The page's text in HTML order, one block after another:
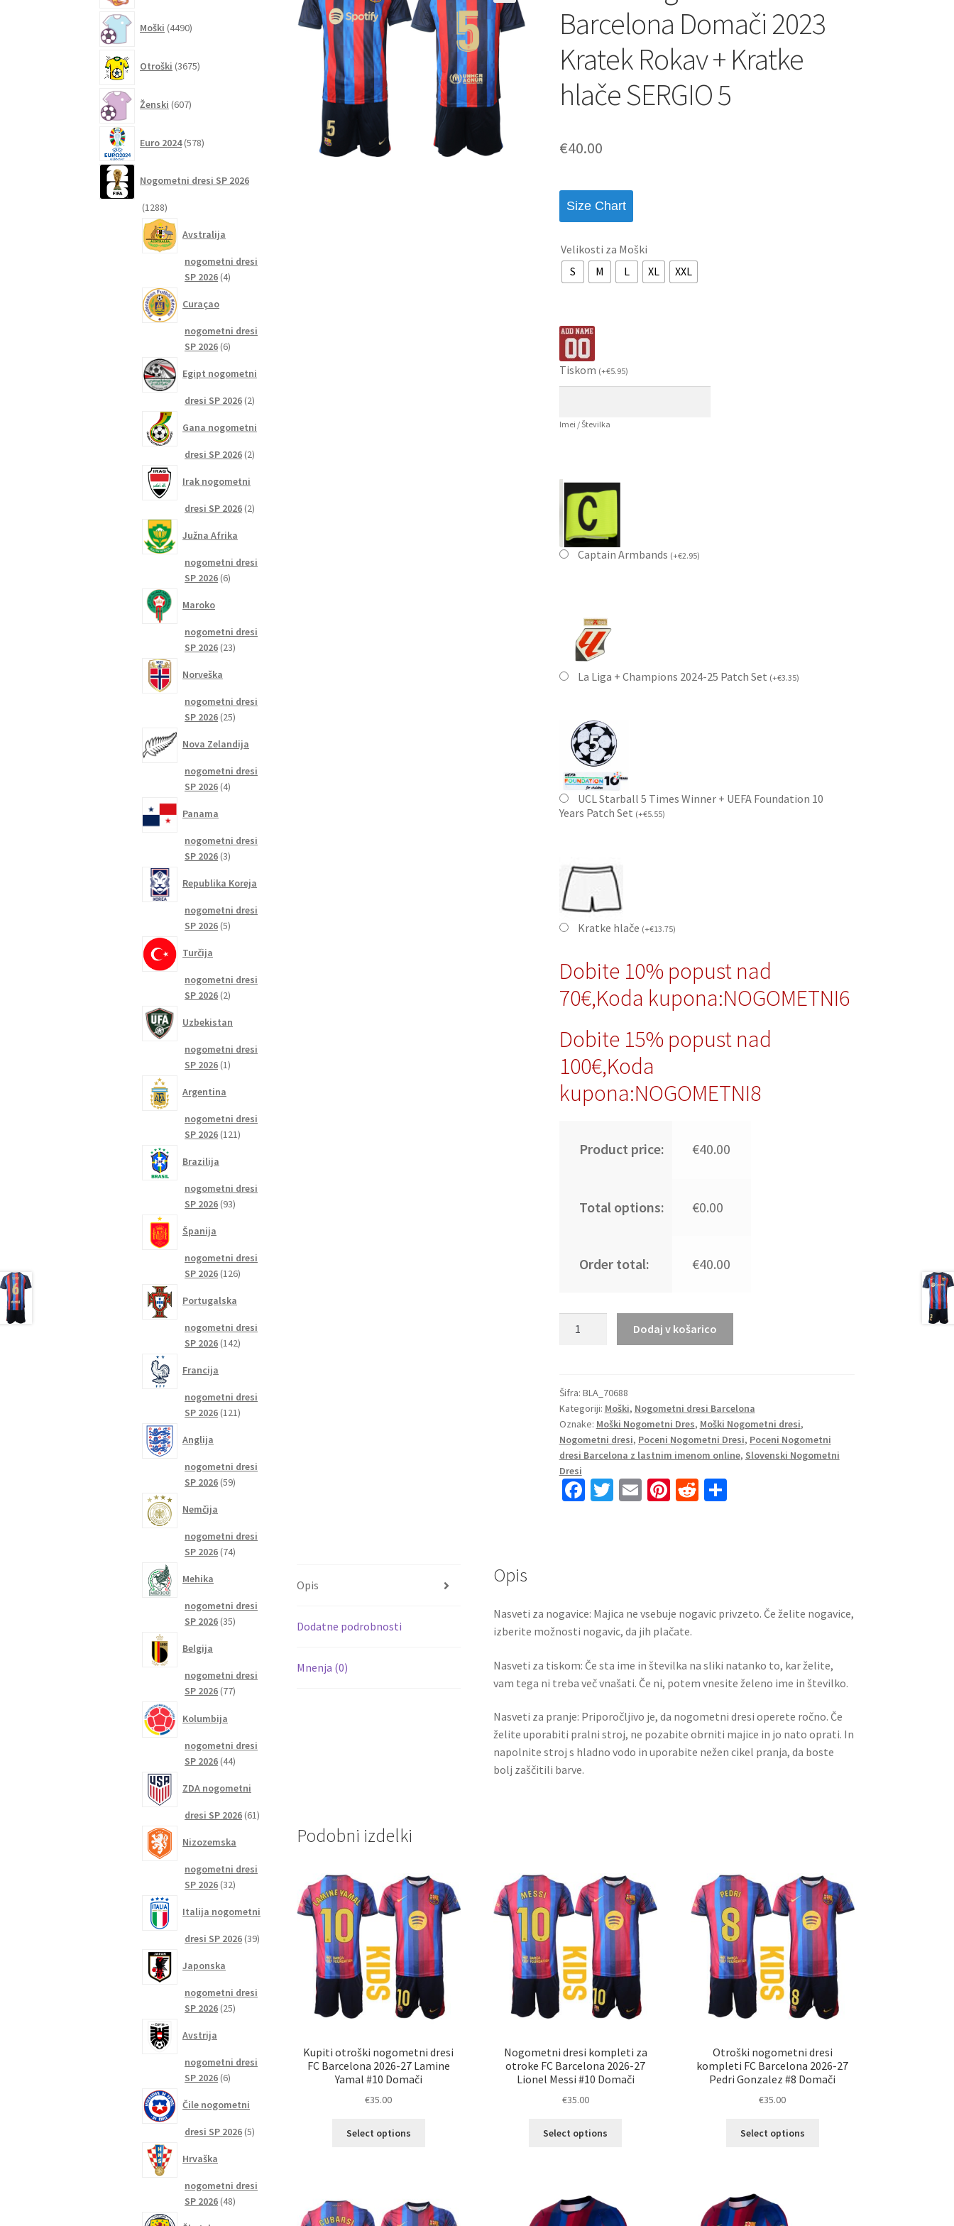
Barcelona Domači 2023
Kratek Rokav + Kratke
hlače SERGIO 5
€40.00
Size Chart
Velikosti za Moški
S
M L XL XXL
Tiskom (+€5.95)
Imei / Številka
Captain Armbands (+€2.95)
La Liga + Champions 2024-25 Patch Set (+€3.35)
UCL Starball 5 Times Winner + UEFA Foundation 10
Years Patch Set (+€5.55)
Kratke hlače (+€13.75)
Dobite 10% popust nad
70€,Koda kupona:NOGOMETNI6
Dobite 15% popust nad
100€,Koda
kupona:NOGOMETNI8
Product price: €40.00
Total options: €0.00
Order total: €40.00
Barcelona
Domači
2023
Kratek
Rokav
+
Kratke
Dodaj v košarico
Šifra: BLA_70688
Kategoriji: Moški, Nogometni dresi Barcelona
Oznake: Moški Nogometni Dres, Moški Nogometni dresi,
Nogometni dresi, Poceni Nogometni Dresi, Poceni Nogometni
dresi Barcelona z lastnim imenom online, Slovenski Nogometni
Dresi
Fa
k
T E Pi R S
Opis
Dodatne podrobnosti
Mnenja (0)
Opis
Nasveti za nogavice: Majica ne vsebuje nogavic privzeto. Če želite nogavice,
izberite možnosti nogavic, da jih plačate.
Nasveti za tiskom: Če sta ime in številka na sliki natanko to, kar želite,
vam tega ni treba več vnašati. Če ni, potem vnesite želeno ime in številko.
Nasveti za pranje: Priporočljivo je, da nogometni dresi operete ročno. Če
želite uporabiti pralni stroj, ne pozabite obrniti majice in jo nato oprati. In
napolnite stroj s hladno vodo in uporabite nežen cikel pranja, da boste
bolj zaščitili barve.
Podobni izdelki
Kupiti otroški nogometni dresi
FC Barcelona 2026-27 Lamine
Yamal #10 Domači
€35.00
Select options
Možnosti
lahko
Nogometni dresi kompleti za
otroke FC Barcelona 2026-27
Lionel Messi #10 Domači
€35.00
Select options
lahko
Otroški nogometni dresi
kompleti FC Barcelona 2026-27
Pedri Gonzalez #8 Domači
€35.00
Select options
Moški 4490izdelkov
Otroški 3675izdelkov
Ženski 607izdelkov
Euro 2024 578izdelkov
Nogometni dresi SP 2026
12881288
izdelkov
Avstralija
nogometni dresi
SP 2026 44
Curaçao
nogometni dresi
SP 2026 66
Egipt nogometni
dresi SP 2026 22
Gana nogometni
dresi SP 2026 22
Irak nogometni
dresi SP 2026 22
Južna Afrika
nogometni dresi
SP 2026 66
Maroko
nogometni dresi
SP 2026 2323
Norveška
nogometni dresi
SP 2026 2525
Nova Zelandija
nogometni dresi
SP 2026 44
Panama
nogometni dresi
SP 2026 33
Republika Koreja
nogometni dresi
SP 2026 55
Turčija
nogometni dresi
SP 2026 22
Uzbekistan
nogometni dresi
SP 2026 11
Argentina
nogometni dresi
SP 2026 121121
Brazilija
nogometni dresi
SP 2026 9393
Španija
nogometni dresi
SP 2026 126126
Portugalska
nogometni dresi
SP 2026 142142
Francija
nogometni dresi
SP 2026 121121
Anglija
nogometni dresi
SP 2026 5959
Nemčija
nogometni dresi
SP 2026 7474
Mehika
nogometni dresi
SP 2026 3535
Belgija
nogometni dresi
SP 2026 7777
Kolumbija
nogometni dresi
SP 2026 4444
ZDA nogometni
dresi SP 2026 6161
Nizozemska
nogometni dresi
SP 2026 3232
Italija nogometni
dresi SP 2026 3939
Japonska
nogometni dresi
SP 2026 2525
Avstrija
nogometni dresi
SP 2026 66
Čile nogometni
dresi SP 2026 55
Hrvaška
nogometni dresi
SP 2026 4848